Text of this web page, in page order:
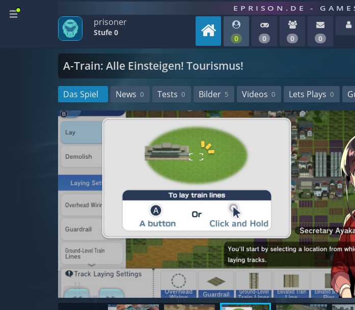
EPRISON.DE -
prisoner
Stufe 0
0 0 0 0
A-Train: Alle Einsteigen! Tourismus!
Das Spiel News 0 Tests 0 Bilder 5 Videos 0 Lets Plays 0